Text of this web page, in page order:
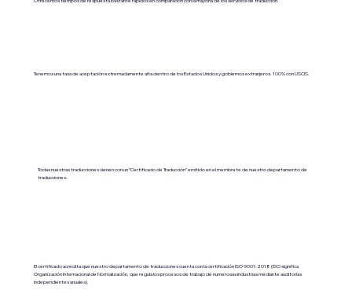
Tenemos una tasa de aceptación extremadamente alta dentro de los Estados Unidos y gobiernos extranjeros. 100% con USCIS.
Todas nuestras traducciones vienen con un “Certificado de Traducción” emitido en el membrete de nuestro departamento de
traducciones.
El certificado acredita que nuestro departamento de traducciones cuenta con la certificación ISO 9001:2018 (ISO significa
Organización Internacional de Normalización, que regula los procesos de trabajo de numerosas industrias mediante auditorías
independientes anuales).